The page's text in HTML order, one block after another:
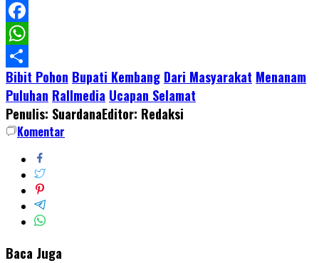
LinkedIn
Facebook
WhatsApp
Share
Bibit Pohon Bupati Kembang Dari Masyarakat Menanam
Puluhan Rallmedia Ucapan Selamat
Penulis: SuardanaEditor: Redaksi
Komentar
Baca Juga